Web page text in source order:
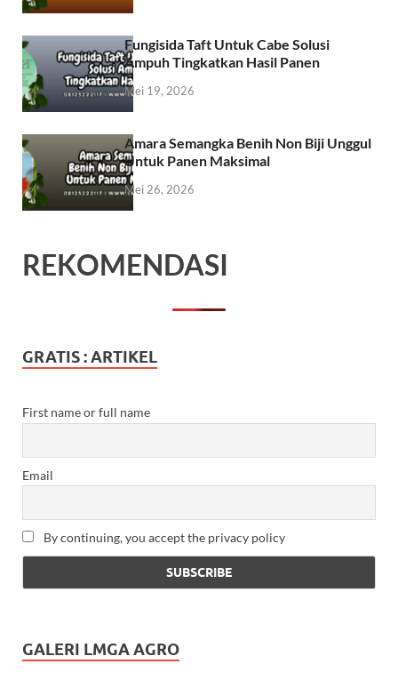
Fungisida Taft Untuk Cabe Solusi
Ampuh Tingkatkan Hasil Panen
Mei 19, 2026
Amara Semangka Benih Non Biji Unggul
Untuk Panen Maksimal
Mei 26, 2026
REKOMENDASI
GRATIS : ARTIKEL
First name or full name
Email
By continuing, you accept the privacy policy
GALERI LMGA AGRO